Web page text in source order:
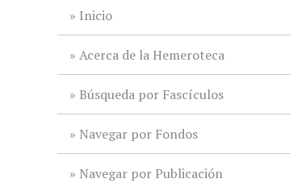
Inicio
Acerca de la Hemeroteca
Búsqueda por Fascículos
Navegar por Fondos
Navegar por Publicación